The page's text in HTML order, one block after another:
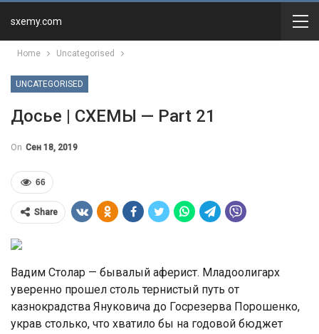
sxemy.com
Home Uncategorised
UNCATEGORISED
Досье | СХЕМЫ — Part 21
On Сен 18, 2019
66
Share
Вадим Столар — бывалый аферист. Младоолигарх
уверенно прошел столь тернистый путь от
казнокрадства Януковича до Госрезерва Порошенко,
украв столько, что хватило бы на годовой бюджет